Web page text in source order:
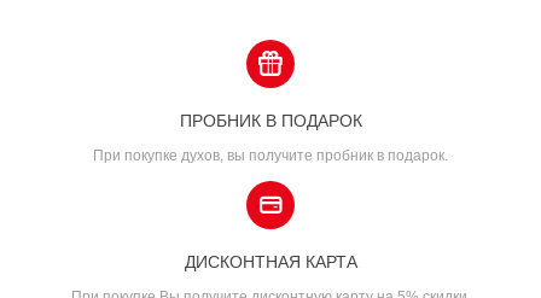
ПРОБНИК В ПОДАРОК
При покупке духов, вы получите пробник в подарок.
ДИСКОНТНАЯ КАРТА